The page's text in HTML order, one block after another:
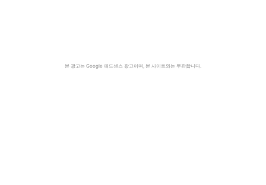
본 광고는 Google 애드센스 광고이며, 본 사이트와는 무관합니다.